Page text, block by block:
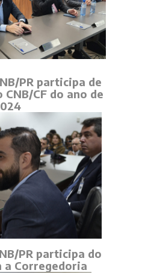
PR participa de
CF do ano de
PR participa do
a Corregedoria